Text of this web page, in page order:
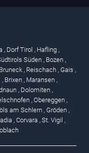
, Dorf Tirol , Hafling ,
Süden , Bozen ,
Bruneck , Reischach , Gais ,
, Brixen , Maransen ,
, Dolomiten ,
, Obereggen ,
am Schlern , Gröden ,
, Corvara , St. Vigil ,